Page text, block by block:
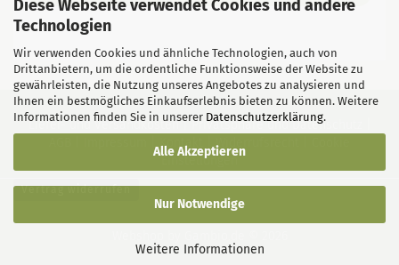
Diese Webseite verwendet Cookies und andere
Technologien
Wir verwenden Cookies und ähnliche Technologien, auch von
Drittanbietern, um die ordentliche Funktionsweise der Website zu
gewährleisten, die Nutzung unseres Angebotes zu analysieren und
Ihnen ein bestmögliches Einkaufserlebnis bieten zu können. Weitere
Informationen finden Sie in unserer Datenschutzerklärung.
Alle Akzeptieren
Nur Notwendige
Weitere Informationen
Liefer- und Versandkosten|Privatsphäre und Datenschutz
Kontakt Widerrufsrecht
Einstellungen
Vertrag widerrufen